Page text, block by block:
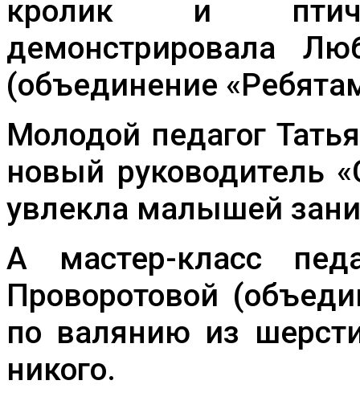
кролик и
демонстрировала
(объединение
Молодой педагог
новый руководитель
увлекла малышей
А мастер-класс
Проворотовой
по валянию из
никого.